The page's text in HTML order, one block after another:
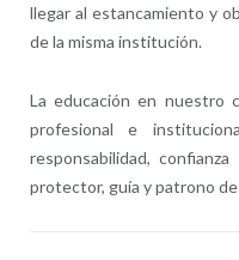
llegar al estancamiento y
de la misma institución.
La educación en nuestro
profesional e
responsabilidad,
protector, guía y patrono